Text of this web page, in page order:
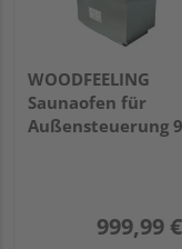
WOODFEELING
Saunaofen für
Außensteuerung
999,99 €